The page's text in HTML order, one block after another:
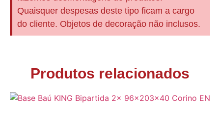
Quaisquer despesas deste tipo ficam a cargo
do cliente. Objetos de decoração não inclusos.
Produtos relacionados